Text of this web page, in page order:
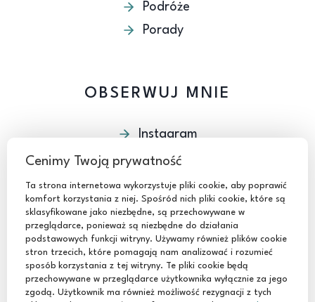
Podróże
Porady
OBSERWUJ MNIE
Instagram
Facebook
Youtube
TikTok
Cenimy Twoją prywatność
Ta strona internetowa wykorzystuje pliki cookie, aby poprawić
komfort korzystania z niej. Spośród nich pliki cookie, które są
sklasyfikowane jako niezbędne, są przechowywane w
przeglądarce, ponieważ są niezbędne do działania
podstawowych funkcji witryny. Używamy również plików cookie
stron trzecich, które pomagają nam analizować i rozumieć
sposób korzystania z tej witryny. Te pliki cookie będą
przechowywane w przeglądarce użytkownika wyłącznie za jego
zgodą. Użytkownik ma również możliwość rezygnacji z tych